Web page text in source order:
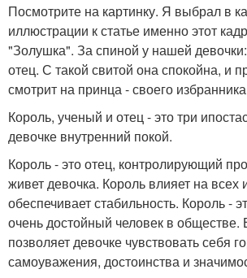
Посмотрите на картинку. Я выбрал в
иллюстрации к статье именно этот
"Золушка". За спиной у нашей
отец. С такой свитой она спокойна, и
смотрит на принца - своего
Король, ученый и отец - это три
девочке внутренний покой.
Король - это отец, контролирующий
живет девочка. Король влияет на всех
обеспечивает стабильность. Король -
очень достойный человек в обществе.
позволяет девочке чувствовать себя
самоуважения, достоинства и